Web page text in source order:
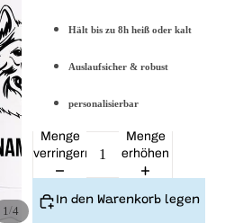
1/4
Hält bis zu 8h heiß oder kalt
Auslaufsicher & robust
personalisierbar
Menge
verringern
Menge
erhöhen
In den Warenkorb legen